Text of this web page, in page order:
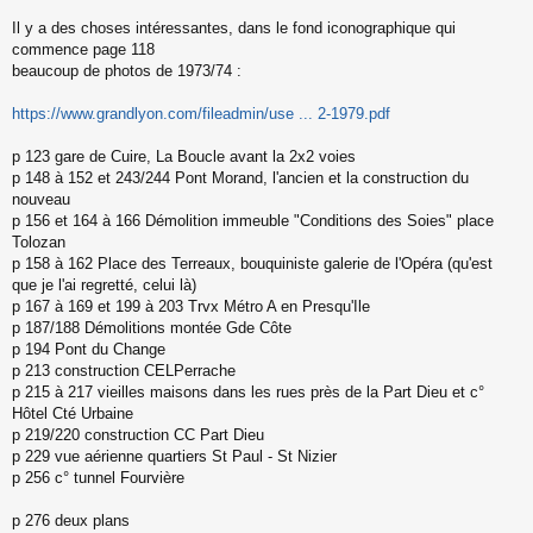
s
a
g
e
o
u
Il y a des choses intéressantes, dans le fond iconographique qui
commence page 118
beaucoup de photos de 1973/74 :
https://www.grandlyon.com/fileadmin/use ... 2-1979.pdf
p 123 gare de Cuire, La Boucle avant la 2x2 voies
p 148 à 152 et 243/244 Pont Morand, l'ancien et la construction du
nouveau
p 156 et 164 à 166 Démolition immeuble "Conditions des Soies" place
Tolozan
p 158 à 162 Place des Terreaux, bouquiniste galerie de l'Opéra (qu'est
que je l'ai regretté, celui là)
p 167 à 169 et 199 à 203 Trvx Métro A en Presqu'Ile
p 187/188 Démolitions montée Gde Côte
p 194 Pont du Change
p 213 construction CELPerrache
p 215 à 217 vieilles maisons dans les rues près de la Part Dieu et c°
Hôtel Cté Urbaine
p 219/220 construction CC Part Dieu
p 229 vue aérienne quartiers St Paul - St Nizier
p 256 c° tunnel Fourvière
p 276 deux plans